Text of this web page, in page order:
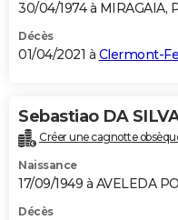
30/04/1974 à MIRAGAIA,
Décès
01/04/2021 à Clermont-
Sebastiao DA
Créer une cagnotte
Naissance
17/09/1949 à AVELEDA
Décès